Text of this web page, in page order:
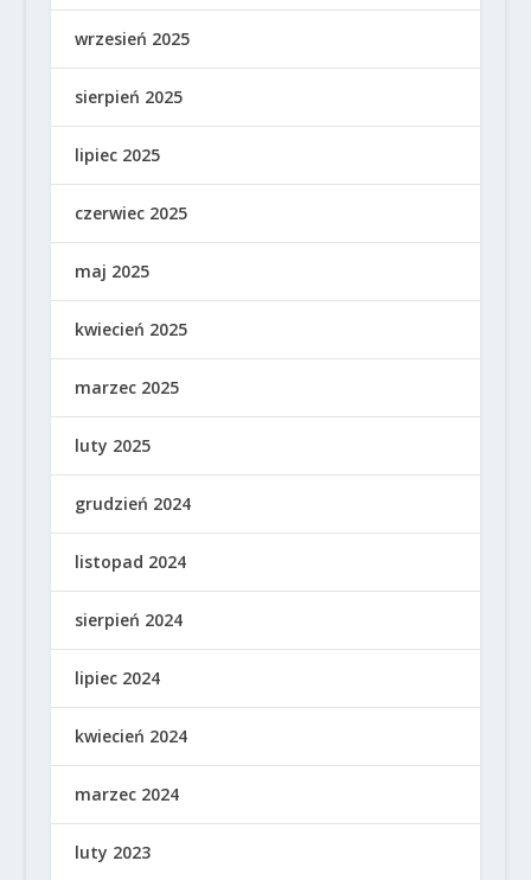
wrzesień 2025
sierpień 2025
lipiec 2025
czerwiec 2025
maj 2025
kwiecień 2025
marzec 2025
luty 2025
grudzień 2024
listopad 2024
sierpień 2024
lipiec 2024
kwiecień 2024
marzec 2024
luty 2023